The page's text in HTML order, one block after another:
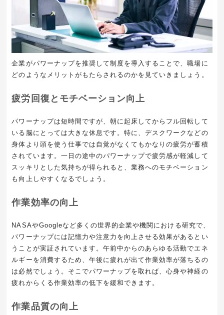
企業がパワーナップを推奨して制度を導入することで、職場に
どのようなメリットがもたらされるのかを見ていきましょう。
疲労回復とモチベーション向上
パワーナップは短時間ですが、朝に起床してからフル回転して
いる脳にとっては大きな休息です。特に、デスクワークなどの
身体より頭を使う仕事では自覚がなくてもかなりの疲労が蓄積
されています。一日の途中のパワーナップで疲労感が軽減して
スッキリとした気持ちが得られると、業務へのモチベーション
も向上しやすくなるでしょう。
作業効率の向上
NASAやGoogleなど多くの世界的企業や機関における研究で、
パワーナップには記憶力や注意力を向上させる効果があるとい
うことが実証されています。午前中からのあらゆる活動でエネ
ルギーを消費するため、午後に疲れが出て作業効率が落ちるの
は必然でしょう。そこでパワーナップを取れば、心身や神経の
疲れからくる作業効率の低下を緩和できます。
作業品質の向上